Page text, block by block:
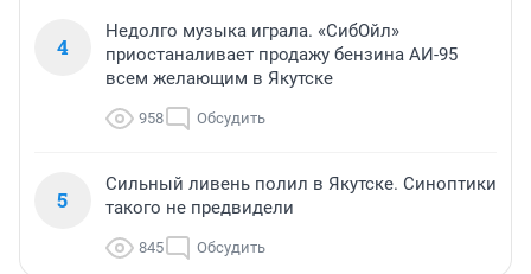
4
Недолго музыка играла. «СибОйл»
приостаналивает продажу бензина АИ-95
всем желающим в Якутске
958 Обсудить
5
Сильный ливень полил в Якутске. Синоптики
такого не предвидели
845 Обсудить